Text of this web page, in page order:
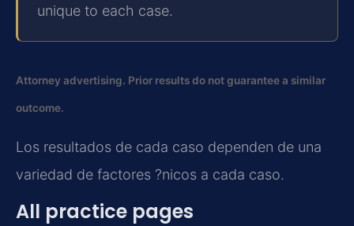
unique to each case.
Attorney advertising. Prior results do not guarantee a similar
outcome.
Los resultados de cada caso dependen de una
variedad de factores ?nicos a cada caso.
All practice pages